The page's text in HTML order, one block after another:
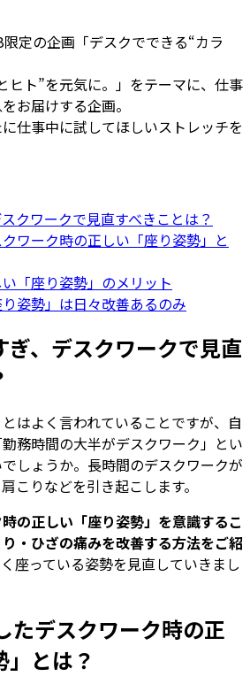
定の企画「デスクでできる“カラ
ヒト”を元気に。」をテーマに、仕事
お届けする企画。
仕事中に試してほしいストレッチを
クワークで見直すべきことは？
ワーク時の正しい「座り姿勢」と
「座り姿勢」のメリット
姿勢」は日々改善あるのみ
ぎ、デスクワークで見直
とはよく言われていることですが、自
務時間の大半がデスクワーク」とい
しょうか。長時間のデスクワークが
こりなどを引き起こします。
の正しい「座り姿勢」を意識するこ
・ひざの痛みを改善する方法をご紹
座っている姿勢を見直していきまし
たデスクワーク時の正
」とは？